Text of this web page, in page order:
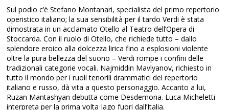
Sul podio c’è Stefano Montanari, specialista del primo repertorio
operistico italiano; la sua sensibilità per il tardo Verdi è stata
dimostrata in un acclamato Otello al Teatro dell’Opera di
Stoccarda. Con il ruolo di Otello, che richiede tutto – dallo
splendore eroico alla dolcezza lirica fino a esplosioni violente
oltre la pura bellezza del suono – Verdi rompe i confini delle
tradizionali categorie vocali. Najmiddin Mavlyanov, richiesto in
tutto il mondo per i ruoli tenorili drammatici del repertorio
italiano e russo, dà vita a questo personaggio. Accanto a lui,
Ruzan Mantashyan debutta come Desdemona. Luca Micheletti
interpreta per la prima volta Iago fuori dall’Italia.